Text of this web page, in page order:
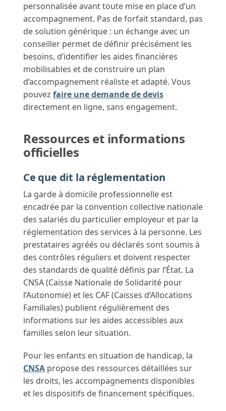
personnalisée avant toute mise en place d’un
accompagnement. Pas de forfait standard, pas
de solution générique : un échange avec un
conseiller permet de définir précisément les
besoins, d’identifier les aides financières
mobilisables et de construire un plan
d’accompagnement réaliste et adapté. Vous
pouvez faire une demande de devis
directement en ligne, sans engagement.
Ressources et informations
officielles
Ce que dit la réglementation
La garde à domicile professionnelle est
encadrée par la convention collective nationale
des salariés du particulier employeur et par la
réglementation des services à la personne. Les
prestataires agréés ou déclarés sont soumis à
des contrôles réguliers et doivent respecter
des standards de qualité définis par l’État. La
CNSA (Caisse Nationale de Solidarité pour
l’Autonomie) et les CAF (Caisses d’Allocations
Familiales) publient régulièrement des
informations sur les aides accessibles aux
familles selon leur situation.
Pour les enfants en situation de handicap, la
CNSA propose des ressources détaillées sur
les droits, les accompagnements disponibles
et les dispositifs de financement spécifiques.